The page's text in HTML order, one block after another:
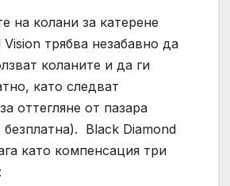
на колани за катерене
трябва незабавно да
коланите и да ги
като следват
оттегляне от пазара
безплатна). Black Diamond
като компенсация три